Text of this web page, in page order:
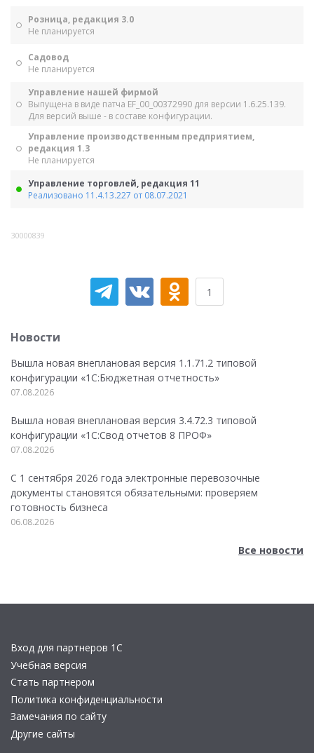
Розница, редакция 3.0
Не планируется
Садовод
Не планируется
Управление нашей фирмой
Выпущена в виде патча EF_00_00372990 для версии 1.6.25.139.
Для версий выше - в составе конфигурации.
Управление производственным предприятием,
редакция 1.3
Не планируется
Управление торговлей, редакция 11
Реализовано 11.4.13.227 от 08.07.2021
30000839
1
Новости
Вышла новая внеплановая версия 1.1.71.2 типовой
конфигурации «1C:Бюджетная отчетность»
07.08.2026
Вышла новая внеплановая версия 3.4.72.3 типовой
конфигурации «1C:Свод отчетов 8 ПРОФ»
07.08.2026
С 1 сентября 2026 года электронные перевозочные
документы становятся обязательными: проверяем
готовность бизнеса
06.08.2026
Все новости
Вход для партнеров 1С
Учебная версия
Стать партнером
Политика конфиденциальности
Замечания по сайту
Другие сайты